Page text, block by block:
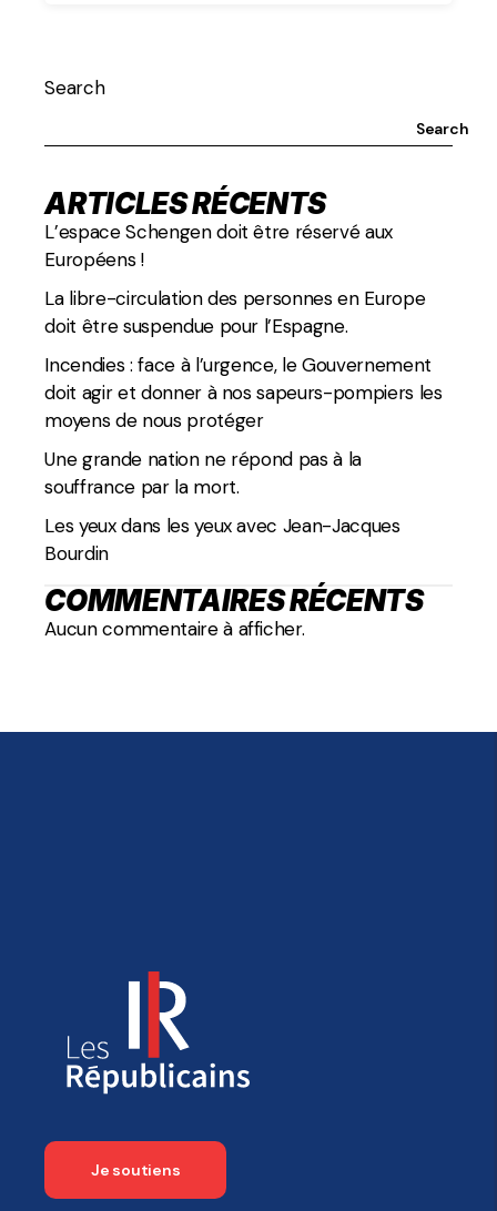
Search
Search
ARTICLES RÉCENTS
L’espace Schengen doit être réservé aux
Européens !
La libre-circulation des personnes en Europe
doit être suspendue pour l’Espagne.
Incendies : face à l’urgence, le Gouvernement
doit agir et donner à nos sapeurs-pompiers les
moyens de nous protéger
Une grande nation ne répond pas à la
souffrance par la mort.
Les yeux dans les yeux avec Jean-Jacques
Bourdin
COMMENTAIRES RÉCENTS
Aucun commentaire à afficher.
Je soutiens